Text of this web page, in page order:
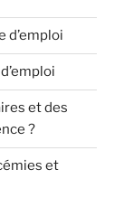
d’emploi
et des
?
et